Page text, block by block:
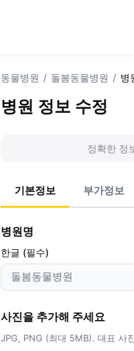
동물병원 / 돌봄동물병원 / 병
병원 정보 수정
정확한 정
기본정보 부가정보
병원명
한글 (필수)
사진을 추가해 주세요
JPG, PNG (최대 5MB). 대표 사